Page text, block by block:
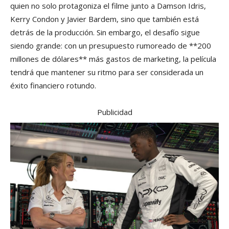
quien no solo protagoniza el filme junto a Damson Idris,
Kerry Condon y Javier Bardem, sino que también está
detrás de la producción. Sin embargo, el desafío sigue
siendo grande: con un presupuesto rumoreado de **200
millones de dólares** más gastos de marketing, la película
tendrá que mantener su ritmo para ser considerada un
éxito financiero rotundo.
Publicidad